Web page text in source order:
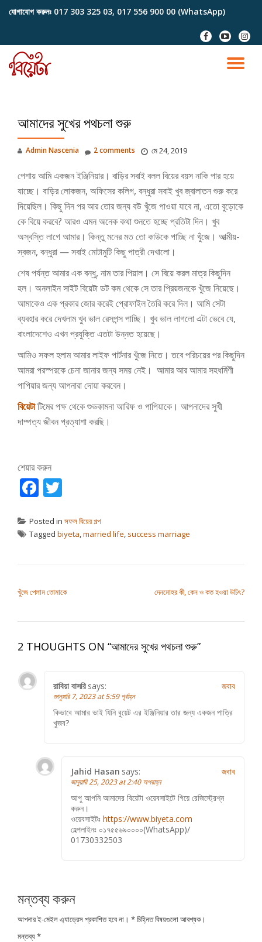
content
যোগাযোগ করুনঃ 017 303 325 03, 017 556 900 00 (WhatsApp)
fa-
facebook
fa-
youtube-
play
fa-
আমাদের সুখের পথচলা শুরু
Admin Nascenia মে 24, 2019
2 comments
পেশায় আমি একজন ইঞ্জিনিয়ার। বাড়ির সবাই বলল বিয়ের বয়স নাকি পার হয়ে
যাচ্ছে। বাড়ির লোকজন, অফিসের কলিগ, বন্ধুরা সবাই খুব জ্বালাতন শুরু করে
দিয়েছিল। কিছু দিন পর আর তোর জন্য বউ খুঁজে পাওয়া যাবে না, এতো বুড়োকে
কে বিয়ে করবে? আরও এমন অনেক কথা শুনতে হচ্ছে প্রতিটা দিন। খুব
অস্বস্তি লাগে আমার। কিন্তু মনের মত তো কাউকে পাচ্ছি না খুঁজে। আত্মীয়-
স্বজন, বন্ধুরা — সবাই মোটামুটি কিছু পাত্রী দেখালো।
শেষ পর্যন্ত আমার এক বন্ধু, নাম তার পিয়াল। সে বিয়ে করল মাত্র কিছুদিন
হল। অনলাইন সাইট বিয়েটা ডট কম থেকে সে তার প্রিয়জনকে খুঁজে নিয়েছে।
আমাকেও এক প্রকার জোর করেই প্রোফাইল তৈরি করে দিল। আমি সেটা
ব্যবহার করে দেখলাম খুব ভাল রেসপন্স পাচ্ছি। খুব ভাল লাগলো এটা ভেবে যে,
বাংলাদেশেও এখন প্রযুক্তি এতটা উন্নত হয়েছে।
আমিও সফল হলাম আমার লাইফ পার্টনার খুঁজে নিতে। তবে পরিচয়ের পর কিছুদিন
আমরা পরস্পরকে চেনা জানার জন্য সময় নেই। আমার আর আমার সহধর্মিণী
পাপিয়ার জন্য আপনারা দোয়া করবেন।
বিয়েটাটিমের পক্ষ থেকে শুভকামনা আরিফ ও পাপিয়াকে। আপনাদের সুখী
দাম্পত্য জীবন প্রত্যাশা করছি।
শেয়ার করুন
Facebook
Posted in সফল বিয়ের গল্প
Tagged biyeta,married life, success marriage
খুঁজে পেলাম তোমাকে দেনমোহর কী, কেন ও কত হওয়া উচিৎ?
2 THOUGHTS ON “আমাদের সুখের পথচলা শুরু”
রাবিয়া বাসরি says:
জানুয়ারি 7, 2023 at 5:59 পূর্বাহ্ন
কিভাবে আমার ভাই যিনি বুয়েট এর ইঞ্জিনিয়ার তার জন্য একজন পাত্রি
খুজব?
জবাব
Jahid Hasan says:
জানুয়ারি 25, 2023 at 2:40 অপরাহ্ন
আপু আপনি আমাদের বিয়েটা ওয়েবসাইটে গিয়ে রেজিস্ট্রেশ্ন
করুন।
ওয়েবসাইটঃ https://www.biyeta.com
হেল্পলাইনঃ ০১৭৫৫৬৯০০০০(WhatsApp)/
01730332503
জবাব
মন্তব্য করুন
আপনার ই-মেইল এ্যাড্রেস প্রকাশিত হবে না। *চিহ্নিত বিষয়গুলো আবশ্যক।
মন্তব্য*